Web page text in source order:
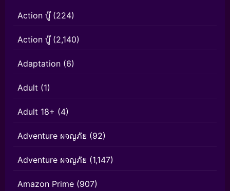
Action บู๊(224)
Action บู๊(2,140)
Adaptation (6)
Adult (1)
Adult 18+ (4)
Adventure ผจญภัย (92)
Adventure ผจญภัย (1,147)
Amazon Prime (907)